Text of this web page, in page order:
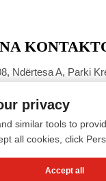
NA
Ndërtesa A, Parki
© Guangzhou
privacy
similar tools to
all cookies, click
Accept all